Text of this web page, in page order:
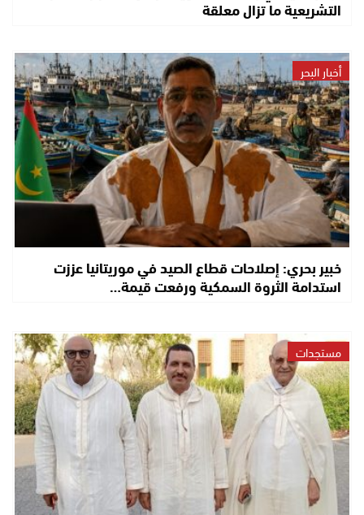
التشريعية ما تزال معلقة
أخبار البحر
خبير بحري: إصلاحات قطاع الصيد في موريتانيا عززت
استدامة الثروة السمكية ورفعت قيمة…
مستجدات